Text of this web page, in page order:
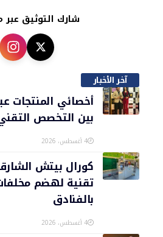
شارك التوثيق
آخر الأخبار
أخصائي المنتجات
بين التخصص
4 أغسطس، 2026
كورال بيتش
تقنية لهضم
بالفنادق
4 أغسطس، 2026